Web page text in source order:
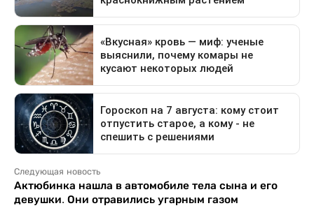
Следующая новость
Актюбинка нашла в автомобиле тела сына и его
девушки. Они отравились угарным газом